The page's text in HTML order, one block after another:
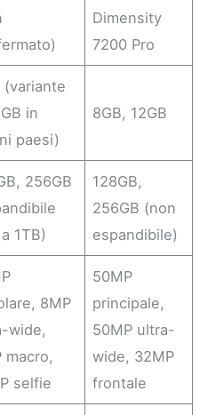
Dimensity
7200 Pro
(variante
in
paesi)
8GB, 12GB
256GB
1TB)
128GB,
256GB (non
espandibile)
8MP
wide,
macro,
selfie
50MP
principale,
50MP ultra-
wide, 32MP
frontale